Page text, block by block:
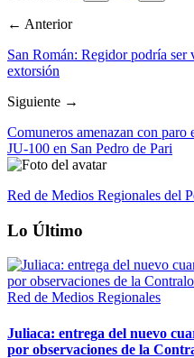
← Anterior
San Román: Regidor podría ser
extorsión
Siguiente →
Comuneros amenazan con paro
JU-100 en San Pedro de Pari
Red de Medios Regionales del
Lo Último
Red de Medios Regionales
Juliaca: entrega del nuevo
por observaciones de la